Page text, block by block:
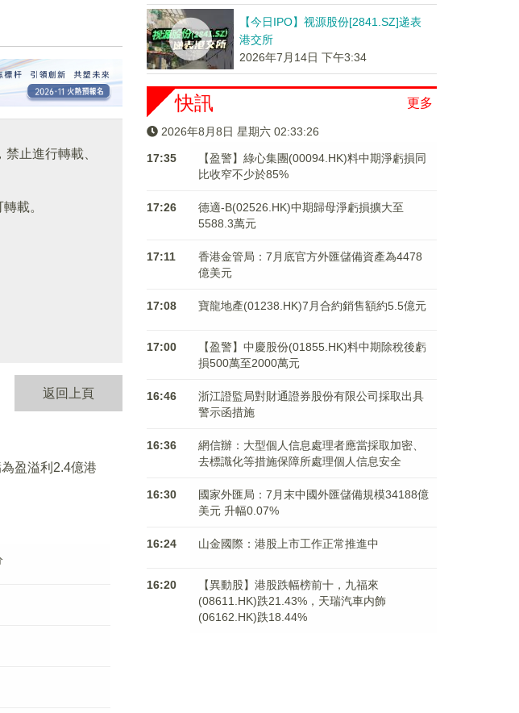
止進行轉載、
載。
返回上頁
盈溢利2.4億港
【今日IPO】视源股份[2841.SZ]递表
港交所
2026年7月14日 下午3:34
更多
快訊
2026年8月8日 星期六 02:33:27
17:35
【盈警】綠心集團(00094.HK)料中期淨虧損同
比收窄不少於85%
17:26
德適-B(02526.HK)中期歸母淨虧損擴大至
5588.3萬元
17:11
香港金管局：7月底官方外匯儲備資產為4478
億美元
17:08 寶龍地產(01238.HK)7月合約銷售額約5.5億元
17:00
【盈警】中慶股份(01855.HK)料中期除稅後虧
損500萬至2000萬元
16:46
浙江證監局對財通證券股份有限公司採取出具
警示函措施
16:36
網信辦：大型個人信息處理者應當採取加密、
去標識化等措施保障所處理個人信息安全
16:30
國家外匯局：7月末中國外匯儲備規模34188億
美元 升幅0.07%
16:24 山金國際：港股上市工作正常推進中
16:20
【異動股】港股跌幅榜前十，九福來
(08611.HK)跌21.43%，天瑞汽車内飾
(06162.HK)跌18.44%